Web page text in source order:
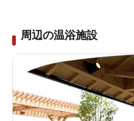
周辺の温浴施設